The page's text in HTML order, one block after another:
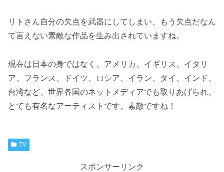
リトさん自分の欠点を武器にしてしまい、もう欠点だなん
て言えない素敵な作品を生み出されていますね。
現在は日本の身ではなく、アメリカ、イギリス、イタリ
ア、フランス、ドイツ、ロシア、イラン、タイ、インド、
台湾など、世界各国のネットメディアでも取りあげられ、
とても有名なアーティストです。素敵ですね！
TV
スポンサーリンク